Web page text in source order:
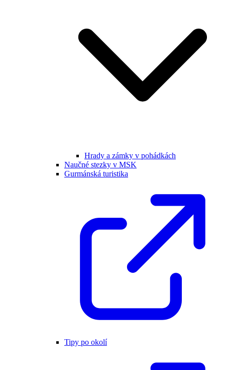
Hrady a zámky v pohádkách
Naučné stezky v MSK
Gurmánská turistika
Tipy po okolí